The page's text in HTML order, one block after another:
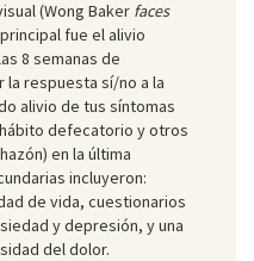
(Wong Baker faces
fue el alivio
8 semanas de
respuesta sí/no a la
alivio de tus síntomas
defecatorio y otros
en la última
incluyeron:
de vida, cuestionarios
y depresión, y una
del dolor.